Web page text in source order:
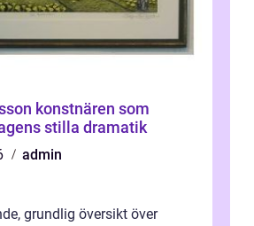
som
stilla dramatik
admin
grundlig översikt över